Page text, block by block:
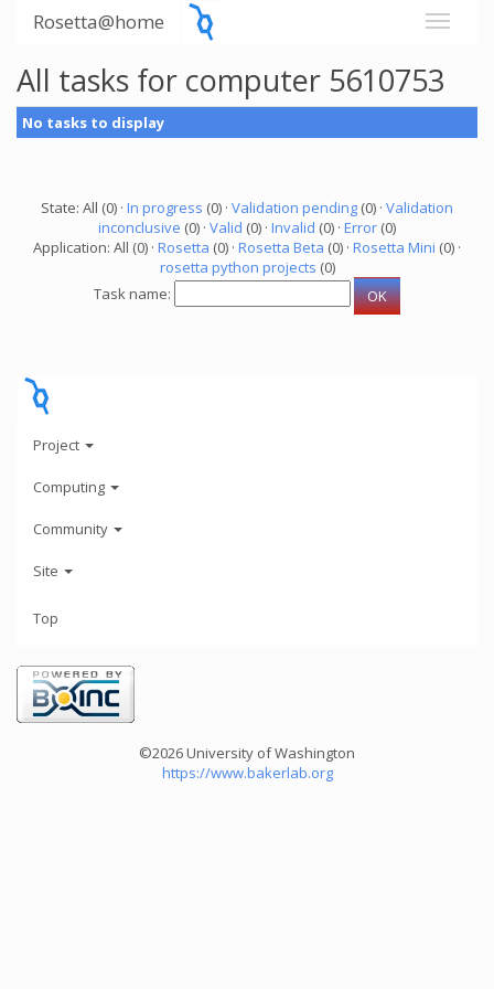
Rosetta@home
All tasks for computer 5610753
No tasks to display
State: All (0) · In progress (0) · Validation pending (0) · Validation
inconclusive (0) · Valid (0) · Invalid (0) · Error (0)
Application: All (0) · Rosetta (0) · Rosetta Beta (0) · Rosetta Mini (0) ·
rosetta python projects (0)
Task name:
Project
Computing
Community
Site
Top
©2026 University of Washington
https://www.bakerlab.org